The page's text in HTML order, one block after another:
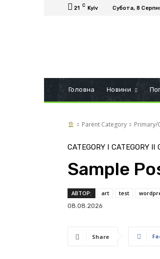
21 C Kyiv Субота, 8
Головна Новини
Parent Category Primary/
CATEGORY I CATEGORY II
Sample
АВТОР: art test
08.08.2026
Share